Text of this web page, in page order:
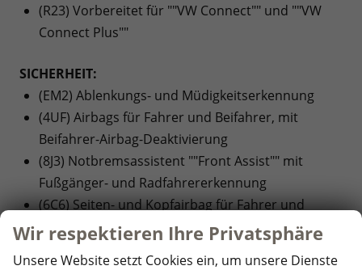
(R23) Vorbereitet für ""VW Connect"" und ""VW
Connect Plus""
SICHERHEIT:
(EM2) Ablenkungs- und Müdigkeitserkennung
(4UF) Airbags für Fahrer und Beifahrer, mit
Beifahrer-Airbag-Deaktivierung
(8J3) Notbremsassistent ""Front Assist"" mit
Fußgänger- und Radfahrererkennung
(6C6) Seiten- und Kopfairbag für Fahrer und
Beifahrer, Kopfairbags für die äußeren Sitzplätze
hinten und Mittenairbag vorn
Wir respektieren Ihre Privatsphäre
Unsere Website setzt Cookies ein, um unsere Dienste